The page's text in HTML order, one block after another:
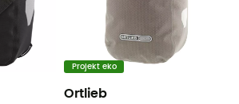
Projekt eko
Ortlieb